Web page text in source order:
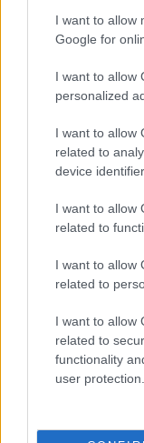
I want to allow
Google for
I want to allow
personalized
I want to allow
related to
device
I want to allow
related to
I want to allow
related to
I want to allow
related to
functionality
user protection.
Fradi: Egy
tárgyalnak,
megvan" -
Hajnal Tamás
eltérően ezúttal
Magyar Kupa-